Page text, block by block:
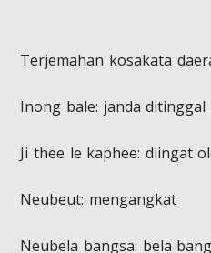
​Terjemahan kosakata
​Inong bale: janda
​Ji thee le kaphee: diingat
​Neubeut: mengangkat
​Neubela bangsa: bela